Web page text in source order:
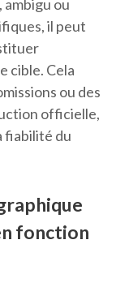
ou
il peut
cible. Cela
ou des
officielle,
fiabilité du
fonction